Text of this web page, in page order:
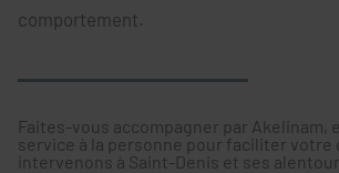
comportement.
Faites-vous accompagner par Akelinam,
service à la personne pour faciliter votre
intervenons à Saint-Denis et ses